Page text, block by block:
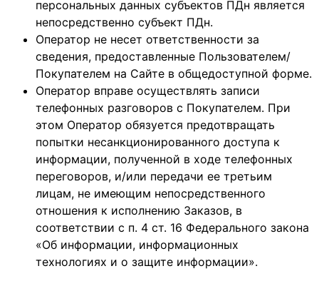
персональных данных субъектов ПДн является
непосредственно субъект ПДн.
Оператор не несет ответственности за
сведения, предоставленные Пользователем/
Покупателем на Сайте в общедоступной форме.
Оператор вправе осуществлять записи
телефонных разговоров с Покупателем. При
этом Оператор обязуется предотвращать
попытки несанкционированного доступа к
информации, полученной в ходе телефонных
переговоров, и/или передачи ее третьим
лицам, не имеющим непосредственного
отношения к исполнению Заказов, в
соответствии с п. 4 ст. 16 Федерального закона
«Об информации, информационных
технологиях и о защите информации».